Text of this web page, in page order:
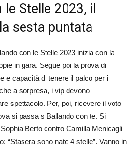
Stelle 2023, il
sesta puntata
con le Stelle 2023 inizia con la
in gara. Segue poi la prova di
e capacità di tenere il palco per i
a sorpresa, i vip devono
spettacolo. Per, poi, ricevere il voto
si passa s Ballando con te. Si
Berto contro Camilla Menicagli
“Stasera sono nate 4 stelle”. Vanno in